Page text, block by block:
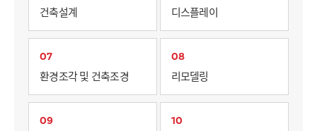
건축설계 디스플레이
07
환경조각 및 건축조경
08
리모델링
09 10